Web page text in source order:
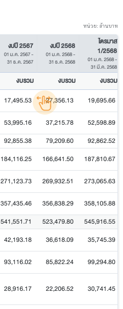
หน่วย: ล้านบาท
งบปี 2567
01 ม.ค. 2567-
31 ธ.ค. 2567
งบปี 2568
01 ม.ค. 2568-
31 ธ.ค. 2568
ไตรมาส
1/2568
01 ม.ค. 2568-
31 มี.ค. 2568
งบรวม งบรวม งบรวม
17,495.53 27,356.13 19,695.66
53,995.16 37,215.78 52,598.89
92,855.38 79,209.60 92,862.52
184,116.25 166,641.50 187,810.67
271,123.73 269,932.51 273,065.63
357,435.46 356,838.29 358,105.88
541,551.71 523,479.80 545,916.55
42,193.18 36,618.09 35,745.39
93,116.02 85,822.24 99,294.80
28,916.17 22,206.52 30,741.45